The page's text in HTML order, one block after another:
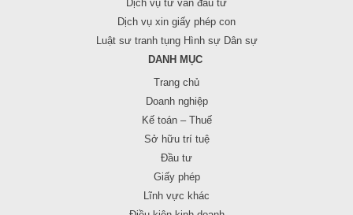
Dịch vụ tư vấn đầu tư
Dịch vụ xin giấy phép con
Luật sư tranh tụng Hình sự Dân sự
DANH MỤC
Trang chủ
Doanh nghiệp
Kế toán – Thuế
Sở hữu trí tuệ
Đầu tư
Giấy phép
Lĩnh vực khác